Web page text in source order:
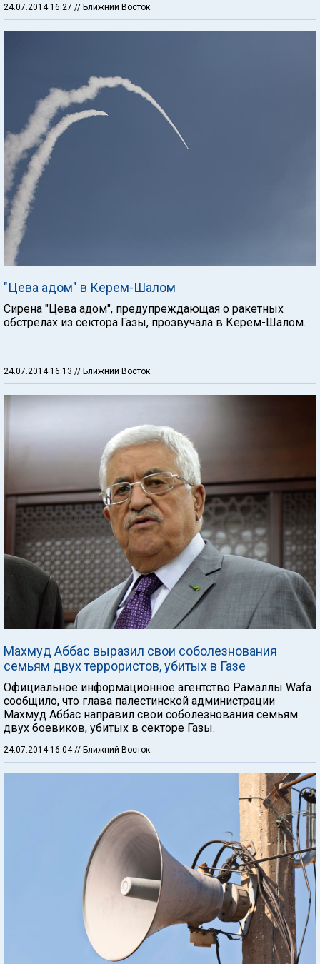
24.07.2014 16:27 // Ближний Восток
"Цева адом" в Керем-Шалом
Сирена "Цева адом", предупреждающая о ракетных
обстрелах из сектора Газы, прозвучала в Керем-Шалом.
24.07.2014 16:13 // Ближний Восток
Махмуд Аббас выразил свои соболезнования
семьям двух террористов, убитых в Газе
Официальное информационное агентство Рамаллы Wafa
сообщило, что глава палестинской администрации
Махмуд Аббас направил свои соболезнования семьям
двух боевиков, убитых в секторе Газы.
24.07.2014 16:04// Ближний Восток